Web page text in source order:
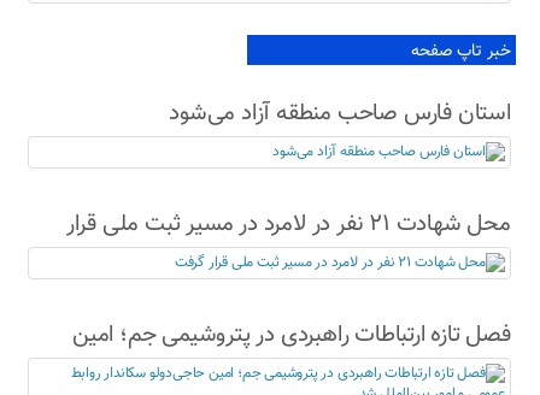
خبر تاپ صفحه
استان فارس صاحب منطقه آزاد می‌شود
محل شهادت ۲۱ نفر در لامرد در مسیر ثبت ملی قرار
گرفت
فصل تازه ارتباطات راهبردی در پتروشیمی جم؛ امین
حاجی‌دولو سکاندار روابط عمومی و امور بین‌الملل شد